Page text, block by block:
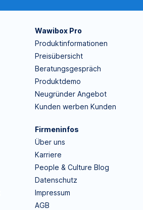
Wawibox Pro
Produktinformationen
Preisübersicht
Beratungsgespräch
Produktdemo
Neugründer Angebot
Kunden werben Kunden
Firmeninfos
Über uns
Karriere
People & Culture Blog
Datenschutz
Impressum
AGB